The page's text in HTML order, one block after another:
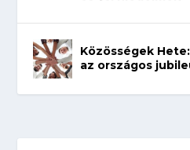
Közösségek
az országos